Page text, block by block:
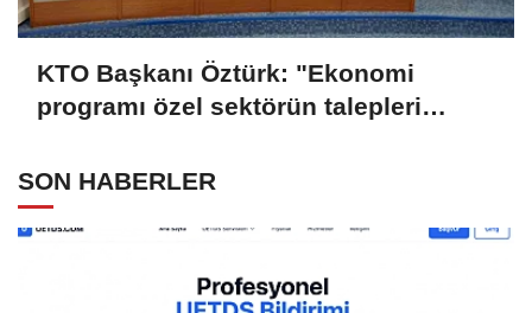
KTO Başkanı Öztürk: "Ekonomi
programı özel sektörün talepleri
SON HABERLER